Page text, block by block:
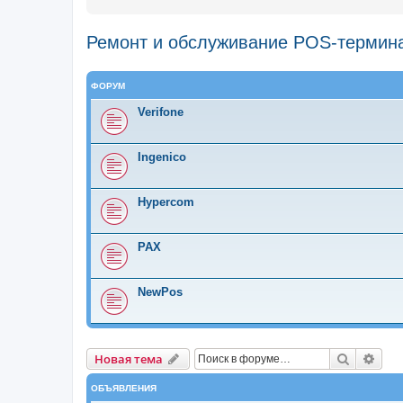
Ремонт и обслуживание POS-
ФОРУМ
Verifone
Ingenico
Hypercom
PAX
NewPos
Новая тема
Новаятема Поиск
ОБЪЯВЛЕНИЯ